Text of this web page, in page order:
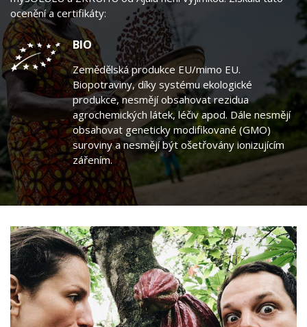
ocenění a certifikáty:
BIO
Zemědělská produkce EU/mimo EU.
Biopotraviny, díky systému ekologické
produkce, nesmějí obsahovat rezidua
agrochemických látek, léčiv apod. Dále nesmějí
obsahovat geneticky modifikované (GMO)
suroviny a nesmějí být ošetřovány ionizujícím
zářením.